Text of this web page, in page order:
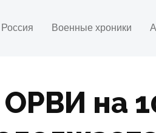
Россия Военные хроники
на